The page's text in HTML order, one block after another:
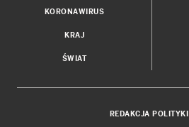
KORONAWIRUS
KRAJ
ŚWIAT
REDAKCJA POLITYKI